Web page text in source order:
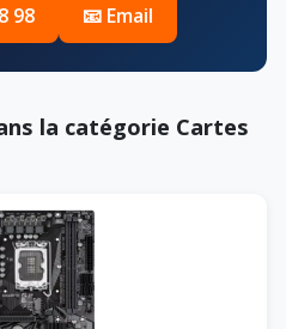
98 📧 Email
la catégorie Cartes